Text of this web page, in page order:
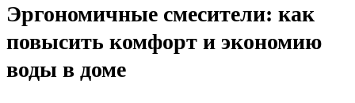
Эргономичные смесители: как
повысить комфорт и экономию
воды в доме